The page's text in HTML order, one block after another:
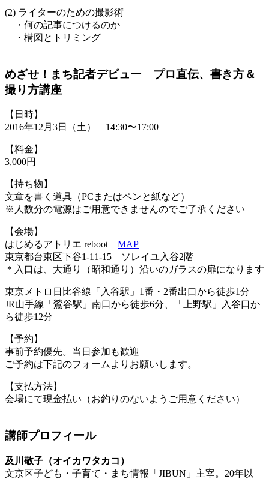
(2) ライターのための撮影術
・何の記事につけるのか
・構図とトリミング
めざせ！まち記者デビュー プロ直伝、書き方＆
撮り方講座
【日時】
2016年12月3日（土） 14:30〜17:00
【料金】
3,000円
【持ち物】
文章を書く道具（PCまたはペンと紙など）
※人数分の電源はご用意できませんのでご了承ください
【会場】
はじめるアトリエ reboot MAP
東京都台東区下谷1-11-15 ソレイユ入谷2階
＊入口は、大通り（昭和通り）沿いのガラスの扉になります
東京メトロ日比谷線「入谷駅」1番・2番出口から徒歩1分
JR山手線「鶯谷駅」南口から徒歩6分、「上野駅」入谷口か
ら徒歩12分
【予約】
事前予約優先。当日参加も歓迎
ご予約は下記のフォームよりお願いします。
【支払方法】
会場にて現金払い（お釣りのないようご用意ください）
講師プロフィール
及川敬子（オイカワタカコ）
文京区子ども・子育て・まち情報「JIBUN」主宰。20年以